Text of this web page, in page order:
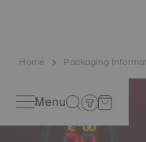
Home Packaging
Menu